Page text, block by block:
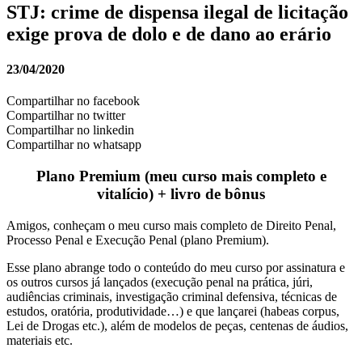
STJ: crime de dispensa ilegal de licitação
exige prova de dolo e de dano ao erário
23/04/2020
Compartilhar no facebook
Compartilhar no twitter
Compartilhar no linkedin
Compartilhar no whatsapp
Plano Premium (meu curso mais completo e
vitalício) + livro de bônus
Amigos, conheçam o meu curso mais completo de Direito Penal,
Processo Penal e Execução Penal (plano Premium).
Esse plano abrange todo o conteúdo do meu curso por assinatura e
os outros cursos já lançados (execução penal na prática, júri,
audiências criminais, investigação criminal defensiva, técnicas de
estudos, oratória, produtividade…) e que lançarei (habeas corpus,
Lei de Drogas etc.), além de modelos de peças, centenas de áudios,
materiais etc.